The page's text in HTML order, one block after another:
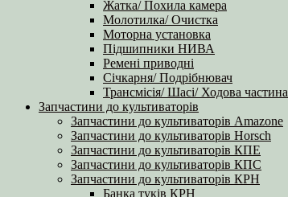
Жатка/ Похила камера
Молотилка/ Очистка
Моторна установка
Підшипники НИВА
Ремені приводні
Січкарня/ Подрібнювач
Трансмісія/ Шасі/ Ходова частина
Запчастини до культиваторів
Запчастини до культиваторів Amazone
Запчастини до культиваторів Horsch
Запчастини до культиваторів КПЕ
Запчастини до культиваторів КПС
Запчастини до культиваторів КРН
Банка туків КРН